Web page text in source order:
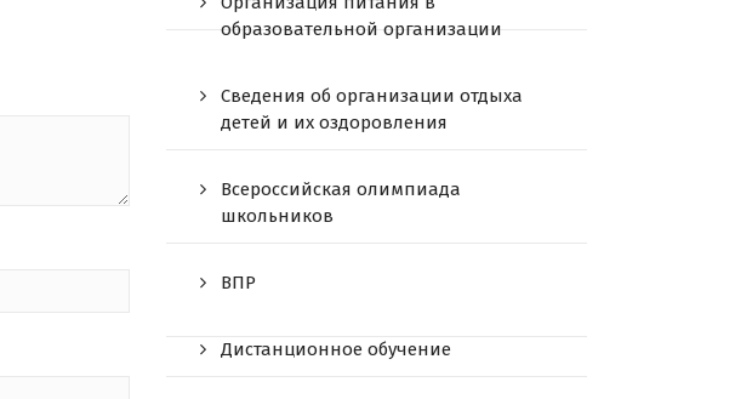
образовательной организации
Сведения об организации отдыха
детей и их оздоровления
Всероссийская олимпиада
школьников
ВПР
Дистанционное обучение